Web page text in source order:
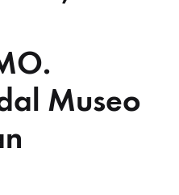
Museo